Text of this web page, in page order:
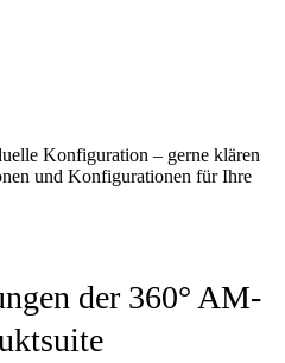
Konfiguration – gerne klären
und Konfigurationen für Ihre
der 360° AM-